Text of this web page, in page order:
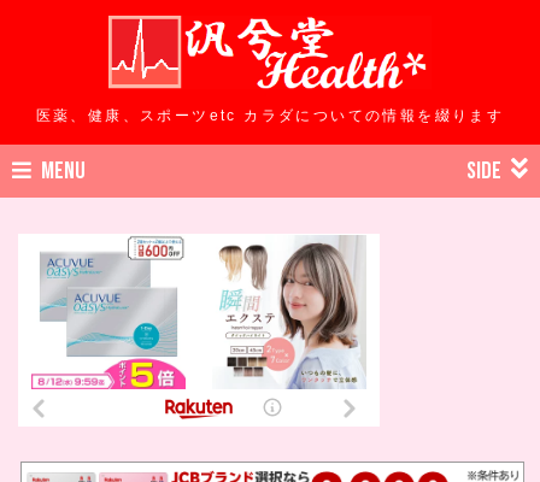
医薬、健康、スポーツetc カラダについての情報を綴ります
MENU SIDE